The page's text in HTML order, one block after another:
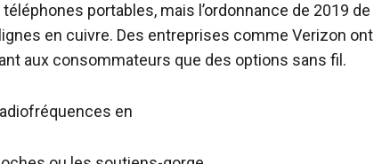
portables, mais l’ordonnance de 2019 de
en cuivre. Des entreprises comme Verizon ont
aux consommateurs que des options sans fil.
en